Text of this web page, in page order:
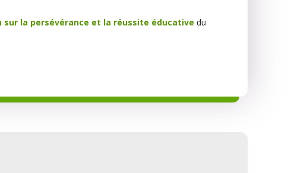
la persévérance et la réussite éducative du